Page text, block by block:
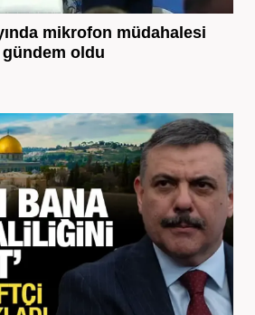
mikrofon müdahalesi
oldu